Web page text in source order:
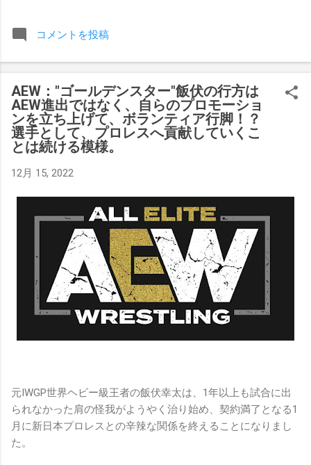
女子世界チャンピオンは5月の最後の試合で怪我の恐怖に苦し
みましたが、それはストーリーの中で誇張されています。 ア
でタイトルを防衛します。PPVでレッド・ベルベッドを相手
にROH Women's TV 王座の防衛戦を行います。 木曜日の放送
では、リー・モリアーティーがROH Pure Championship
Proving Groundの試合でウィーラー・ユータとタイムリミット
で引き分けたので、チャンピオンシップへのチャンスを手に
入れましたが、まだPPVでは公式に発表されていません。
Wrestling Observer
コメントを投稿
AEW："ゴールデンスター"飯伏の行方は
AEW進出ではなく、自らのプロモーショ
ンを立ち上げて、ボランティア行脚！？
選手として、プロレスへ貢献していくこ
とは続ける模様。
12月 15, 2022
元IWGP世界ヘビー級王者の飯伏幸太は、1年以上も試合に出
られなかった肩の怪我がようやく治り始め、契約満了となる1
月に新日本プロレスとの辛辣な関係を終えることになりまし
た。